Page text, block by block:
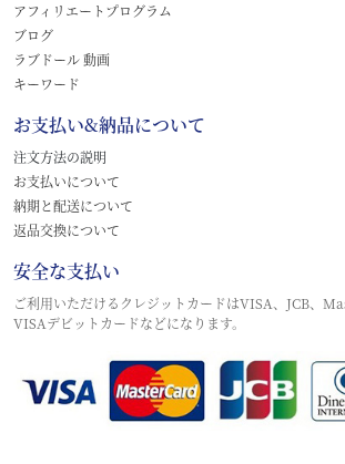
アフィリエートプログラム
ブログ
ラブドール 動画
キーワード
お支払い&納品について
注文方法の説明
お支払いについて
納期と配送について
返品交換について
安全な支払い
ご利用いただけるクレジットカードはVISA、JCB、
VISAデビットカードなどになります。